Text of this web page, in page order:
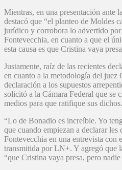
Mientras, en una presentación ante
destacó que “el planteo de Moldes
jurídico y corrobora lo advertido
Fontevecchia, en cuanto a que el
esta causa es que Cristina vaya
Justamente, raíz de las recientes
en cuanto a la metodología del
declaración a los supuestos
solicitó a la Cámara Federal que se
medios para que ratifique sus dichos.
“Lo de Bonadio es increíble. Yo
que cuando empiezan a declarar les
Fontevecchia en una entrevista con
transmitida por LN+. Y agregó que
“que Cristina vaya presa, pero nadie